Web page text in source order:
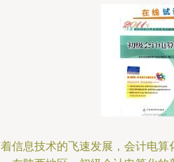
信息技术的飞速发展，会计电